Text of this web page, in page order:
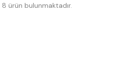
ürün bulunmaktadır.